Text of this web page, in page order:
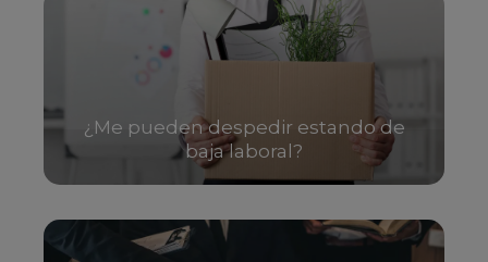
¿Me pueden despedir estando de
baja laboral?